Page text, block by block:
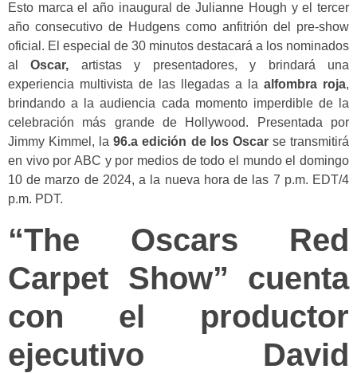
Esto marca el año inaugural de Julianne Hough y el tercer
año consecutivo de Hudgens como anfitrión del pre-show
oficial. El especial de 30 minutos destacará a los nominados
alOscar, artistas y presentadores, y brindará una
experiencia multivista de las llegadas a la alfombra roja,
brindando a la audiencia cada momento imperdible de la
celebración más grande de Hollywood. Presentada por
Jimmy Kimmel, la96.a edición de los Oscarse transmitirá
en vivo por ABC y por medios de todo el mundo el domingo
10 de marzo de 2024, a la nueva hora de las 7 p.m. EDT/4
p.m. PDT.
“The Oscars Red
Carpet Show” cuenta
con el productor
ejecutivo David